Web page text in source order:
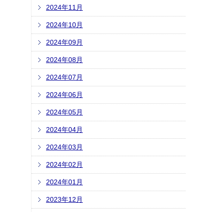
2024年11月
2024年10月
2024年09月
2024年08月
2024年07月
2024年06月
2024年05月
2024年04月
2024年03月
2024年02月
2024年01月
2023年12月